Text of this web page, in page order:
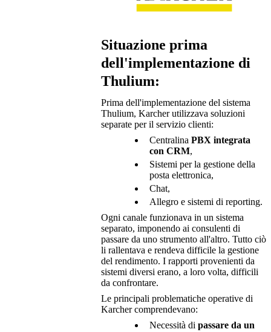
Situazione prima
dell'implementazione di
Thulium:
Prima dell'implementazione del sistema
Thulium, Karcher utilizzava soluzioni
separate per il servizio clienti:
Centralina PBX integrata
con CRM,
Sistemi per la gestione della
posta elettronica,
Chat,
Allegro e sistemi di reporting.
Ogni canale funzionava in un sistema
separato, imponendo ai consulenti di
passare da uno strumento all'altro. Tutto ciò
li rallentava e rendeva difficile la gestione
del rendimento. I rapporti provenienti da
sistemi diversi erano, a loro volta, difficili
da confrontare.
Le principali problematiche operative di
Karcher comprendevano:
Necessità di passare da un